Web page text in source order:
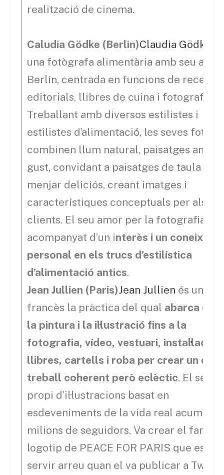
realització de cinema.
Caludia Gödke (Berlin)Claudia Gödke
una fotògrafa alimentària amb seu a
Berlín, centrada en funcions de
editorials, llibres de cuina i fotografies.
Treballant amb diversos estilistes i
estilistes d’alimentació, les seves fotos
combinen llum natural, paisatges amb
gust, convidant a paisatges de taula i
menjar deliciós, creant imatges i
característiques conceptuals per als
clients. El seu amor per la fotografia va
acompanyat d’un interès i un
personal en els trucs d’estilística
d’alimentació antics.
Jean Jullien (Paris)Jean Jullien és un
francès la pràctica del qual abarca des
la pintura i la il·lustració fins a la
fotografia, vídeo, vestuari,
llibres, cartells i roba per crear un cos
treball coherent però eclèctic. El seu
propi d’il·lustracions basat en
esdeveniments de la vida real acumula
milions de seguidors. Va crear el famós
logotip de PEACE FOR PARIS que es va
servir arreu quan el va publicar a